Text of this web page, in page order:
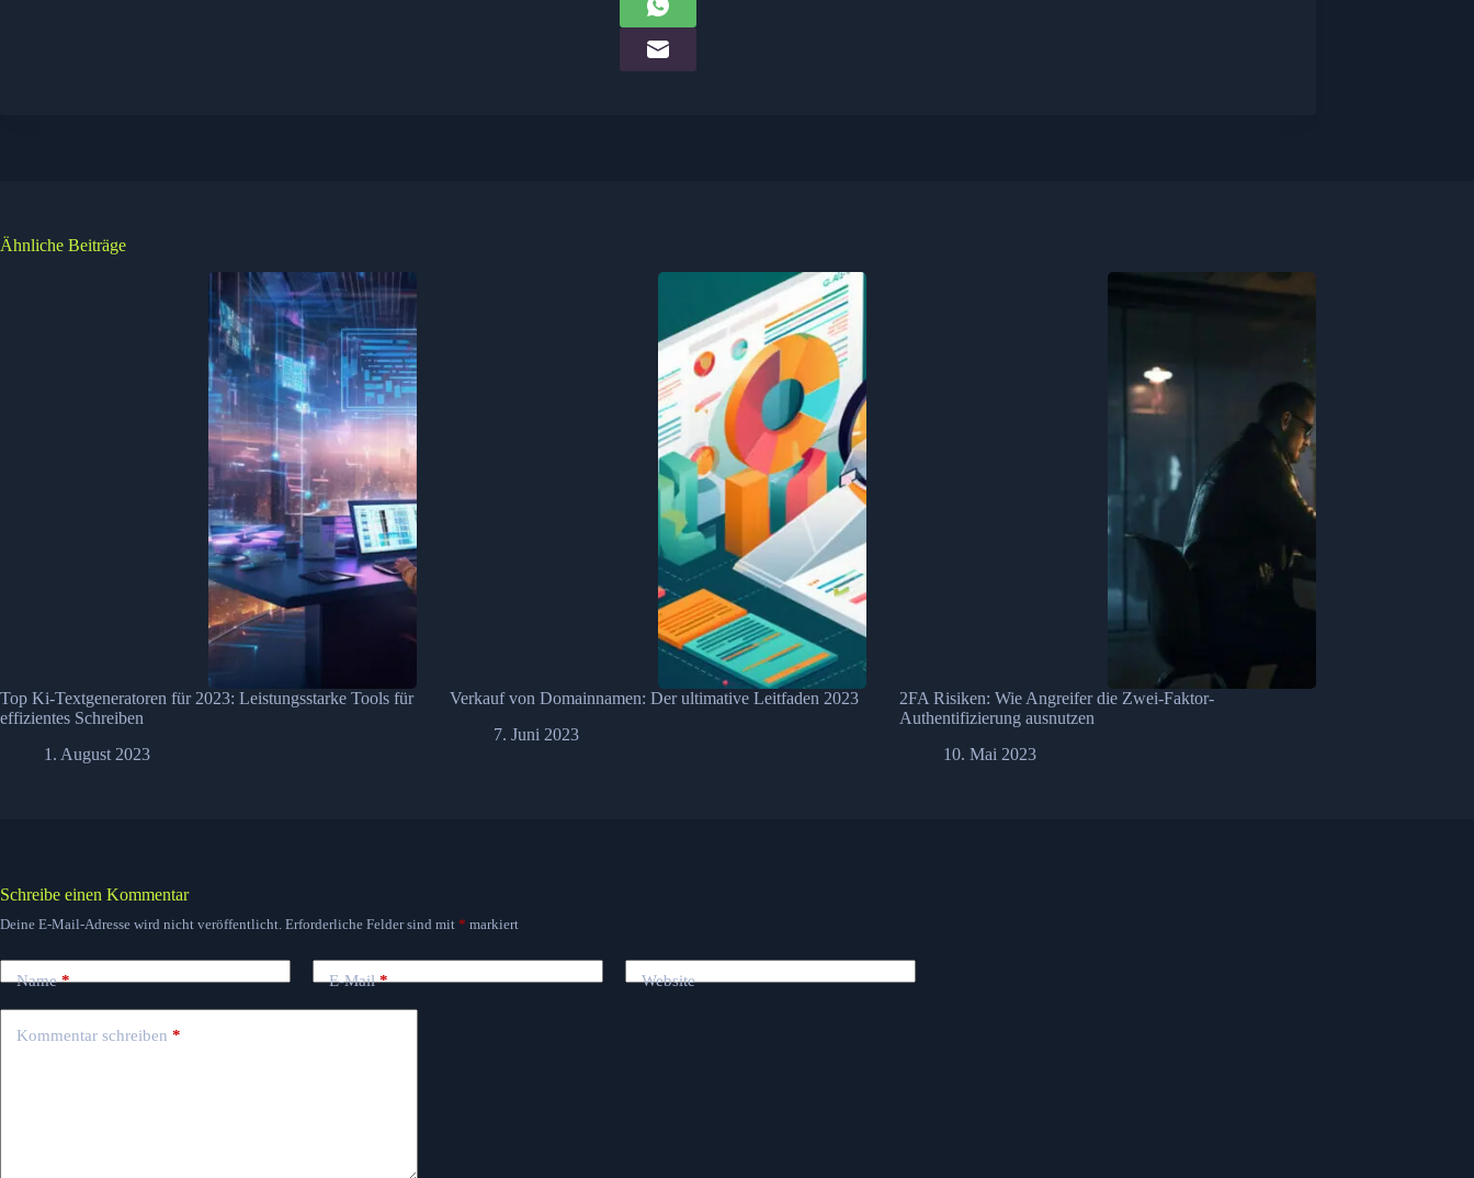
Ähnliche Beiträge
Top Ki-Textgeneratoren für 2023: Leistungsstarke Tools für
effizientes Schreiben
1. August 2023
Verkauf von Domainnamen: Der ultimative Leitfaden 2023
7. Juni 2023
2FA Risiken: Wie Angreifer die Zwei-Faktor-
Authentifizierung ausnutzen
10. Mai 2023
Schreibe einen Kommentar
Deine E-Mail-Adresse wird nicht veröffentlicht. Erforderliche Felder sind mit * markiert
Name* E-Mail* Website
Kommentar schreiben *